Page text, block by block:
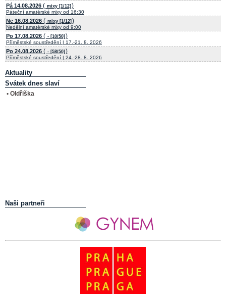
Pá 14.08.2026 ( mixy [1/12] )
Páteční amatérské mixy od 16:30
Ne 16.08.2026 ( mixy [1/12] )
Nedělní amatérské mixy od 9:00
Po 17.08.2026 ( - [10/50] )
Příměstské soustředění | 17.-21. 8. 2026
Po 24.08.2026 ( - [58/50] )
Příměstské soustředění | 24.-28. 8. 2026
Aktuality
Svátek dnes slaví
• Oldřiška
Naši partneři